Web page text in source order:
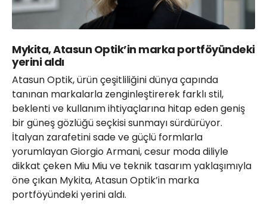
Mykita, Atasun Optik’in marka portföyündeki
yerini aldı
Atasun Optik, ürün çeşitliliğini dünya çapında
tanınan markalarla zenginleştirerek farklı stil,
beklenti ve kullanım ihtiyaçlarına hitap eden geniş
bir güneş gözlüğü seçkisi sunmayı sürdürüyor.
İtalyan zarafetini sade ve güçlü formlarla
yorumlayan Giorgio Armani, cesur moda diliyle
dikkat çeken Miu Miu ve teknik tasarım yaklaşımıyla
öne çıkan Mykita, Atasun Optik’in marka
portföyündeki yerini aldı.